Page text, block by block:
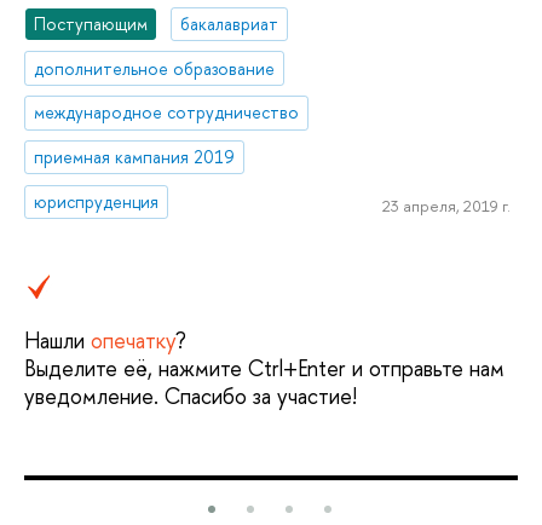
Поступающим
бакалавриат
дополнительное образование
международное сотрудничество
приемная кампания 2019
юриспруденция
23 апреля, 2019 г.
Нашли опечатку?
Выделите её, нажмите Ctrl+Enter и отправьте нам
уведомление. Спасибо за участие!